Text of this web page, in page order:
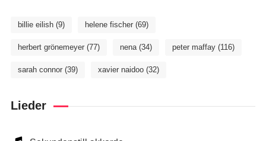
billie eilish(9) helene fischer(69)
herbert grönemeyer(77) nena(34) peter maffay(116)
sarah connor(39) xavier naidoo(32)
Lieder